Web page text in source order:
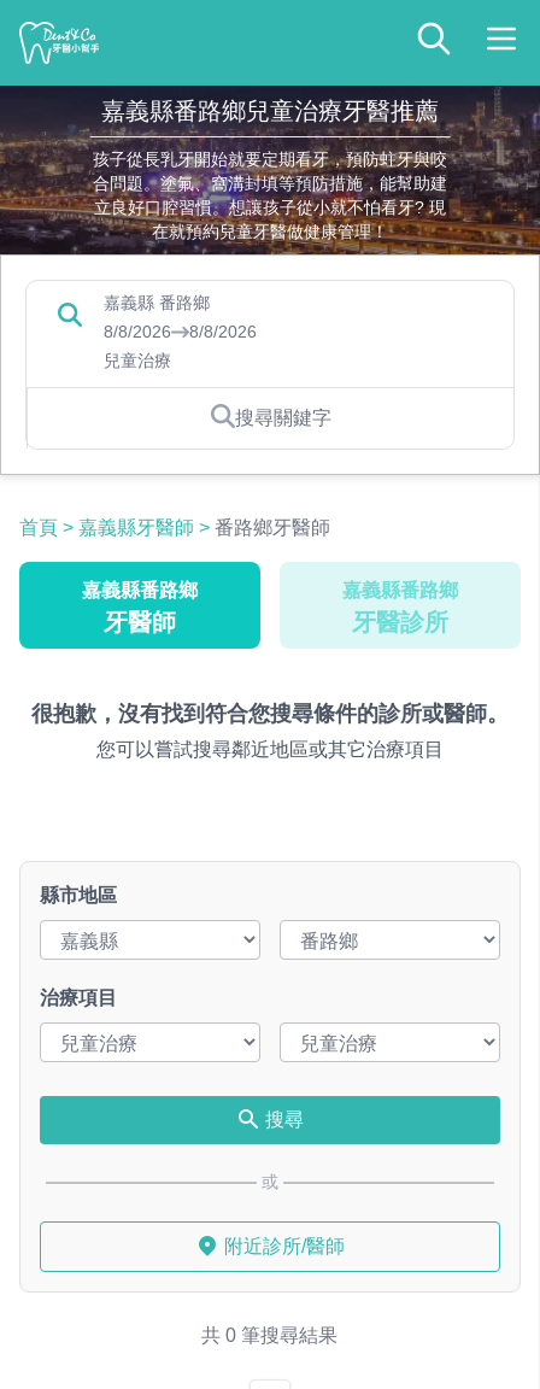
嘉義縣番路鄉兒童治療牙醫推薦
孩子從長乳牙開始就要定期看牙，預防蛀牙與咬
合問題。塗氟、窩溝封填等預防措施，能幫助建
立良好口腔習慣。想讓孩子從小就不怕看牙? 現
在就預約兒童牙醫做健康管理！
嘉義縣 番路鄉
8/8/2026
8/8/2026
兒童治療
搜尋關鍵字
首頁 > 嘉義縣牙醫師 > 番路鄉牙醫師
嘉義縣番路鄉
牙醫師
嘉義縣番路鄉
牙醫診所
很抱歉，沒有找到符合您搜尋條件的診所或醫師。
您可以嘗試搜尋鄰近地區或其它治療項目
縣市地區
治療項目
搜尋
或
附近診所/醫師
共 0 筆搜尋結果